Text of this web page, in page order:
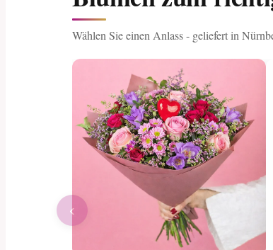
Wählen Sie einen Anlass - geliefert in
‹